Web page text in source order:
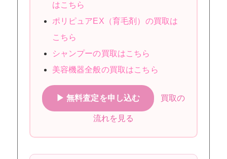
はこちら
ポリピュアEX（育毛剤）の買取は
こちら
シャンプーの買取はこちら
美容機器全般の買取はこちら
▶ 無料査定を申し込む 買取の
流れを見る